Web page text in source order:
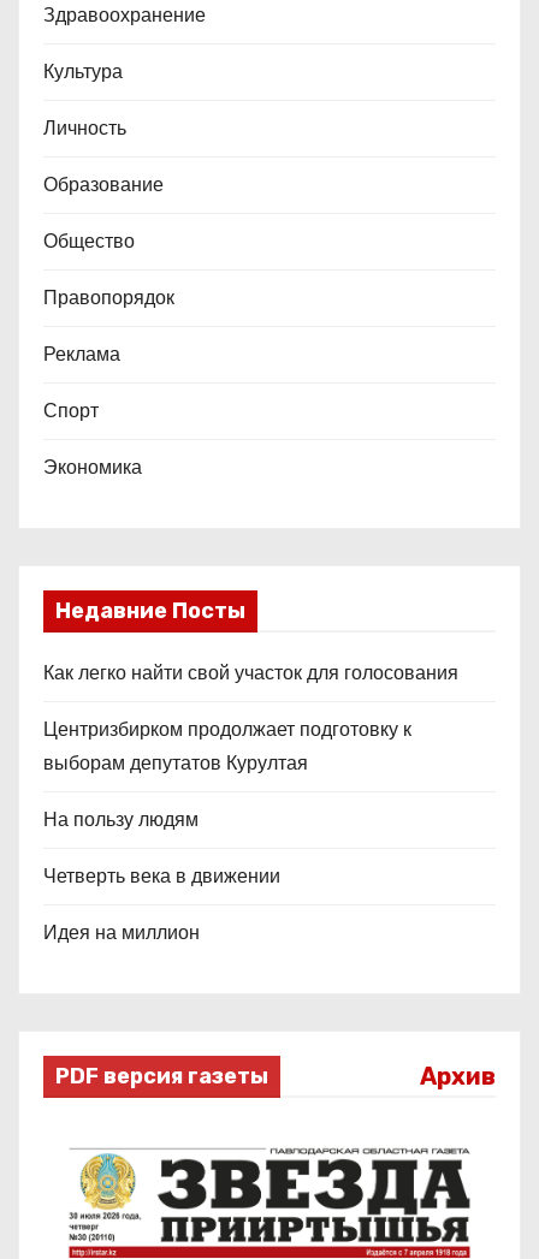
Здравоохранение
Культура
Личность
Образование
Общество
Правопорядок
Реклама
Спорт
Экономика
Недавние Посты
Как легко найти свой участок для голосования
Центризбирком продолжает подготовку к
выборам депутатов Курултая
На пользу людям
Четверть века в движении
Идея на миллион
PDF версия газеты Архив